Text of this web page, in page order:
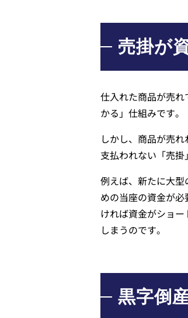
売掛が
仕入れた商品が売
かる」仕組みです。
しかし、商品が売
支払われない「売掛
例えば、新たに大
めの当座の資金が
ければ資金がショ
しまうのです。
黒字倒